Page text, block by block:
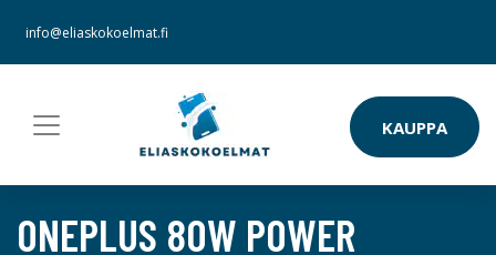
info@eliaskokoelmat.fi
KAUPPA
ONEPLUS 80W POWER